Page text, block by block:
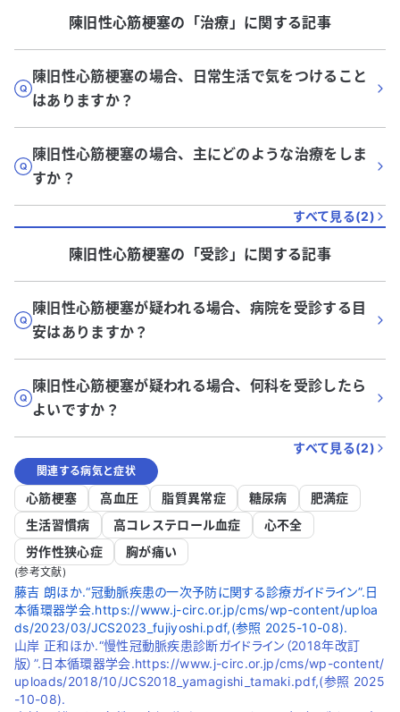
陳旧性心筋梗塞の「治療 」に関する記事
陳旧性心筋梗塞の場合、日常生活で気をつけること
はありますか？
陳旧性心筋梗塞の場合、主にどのような治療をしま
すか？
すべて見る(2)
陳旧性心筋梗塞の「受診 」に関する記事
陳旧性心筋梗塞が疑われる場合、病院を受診する目
安はありますか？
陳旧性心筋梗塞が疑われる場合、何科を受診したら
よいですか？
すべて見る(2)
関連する病気と症状
心筋梗塞 高血圧 脂質異常症 糖尿病
肥満症
生活習慣病
高コレステロール血症
心不全
労作性狭心症
胸が痛い
(参考文献)
藤吉 朗ほか.“冠動脈疾患の一次予防に関する診療ガイドライン”.日
本循環器学会.https://www.j-circ.or.jp/cms/wp-content/uploa
ds/2023/03/JCS2023_fujiyoshi.pdf,(参照 2025-10-08).
山岸 正和ほか.“慢性冠動脈疾患診断ガイドライン（2018年改訂
版）”.日本循環器学会.https://www.j-circ.or.jp/cms/wp-content/
uploads/2018/10/JCS2018_yamagishi_tamaki.pdf,(参照 2025
-10-08).